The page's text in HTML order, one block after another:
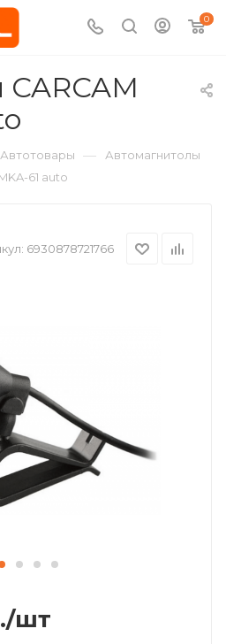
0
Автотовары — Автомагнитолы
61 auto
6930878721766
/шт